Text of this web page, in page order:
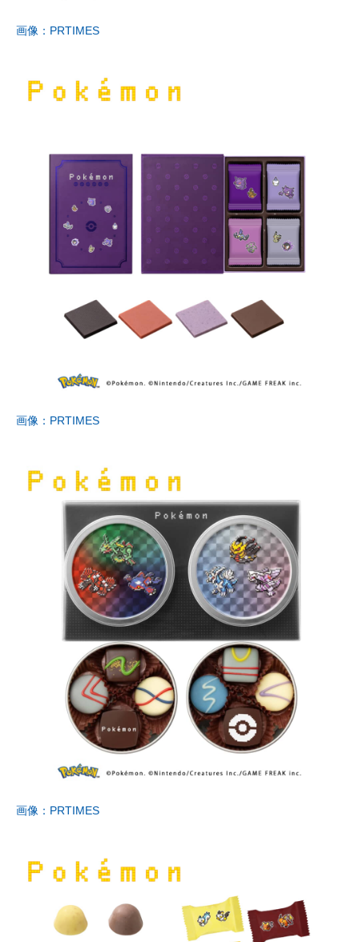
画像：PRTIMES
画像：PRTIMES
画像：PRTIMES